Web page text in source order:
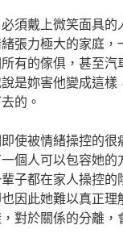
須戴上微笑面具
張力極大的家庭
有的傢俱，甚至
是妳害他變成這
的。
使被情緒操控的
個人可以包容她
子都在家人操控
因此她難以真正
對於關係的分離，